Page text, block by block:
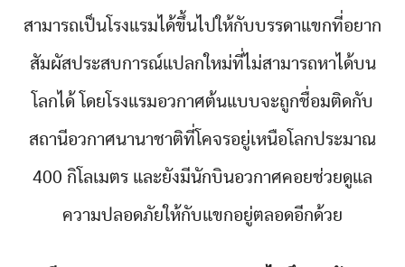
สามารถเป็นโรงแรมได้ขึ้นไปให้กับบรรดาแขกที่อยาก
สัมผัสประสบการณ์แปลกใหม่ที่ไม่สามารถหาได้บน
โลกได้ โดยโรงแรมอวกาศต้นแบบจะถูกชื่อมติดกับ
สถานีอวกาศนานาชาติที่โคจรอยู่เหนือโลกประมาณ
400 กิโลเมตร และยังมีนักบินอวกาศคอยช่วยดูแล
ความปลอดภัยให้กับแขกอยู่ตลอดอีกด้วย